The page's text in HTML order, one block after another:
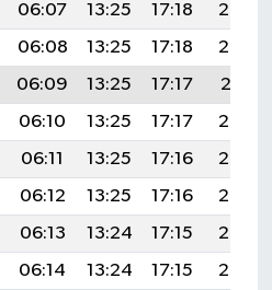
06:07 13:25 17:18
20:33
06:08 13:25 17:18
20:32
06:09 13:25 17:17
20:31
06:10 13:25 17:17
20:29
06:11 13:25 17:16
20:28
06:12 13:25 17:16
20:27
06:13 13:24 17:15
20:26
06:14 13:24 17:15
20:24